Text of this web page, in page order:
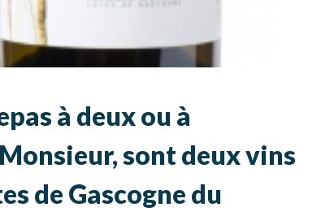
à deux ou à
sont deux vins
de Gascogne du